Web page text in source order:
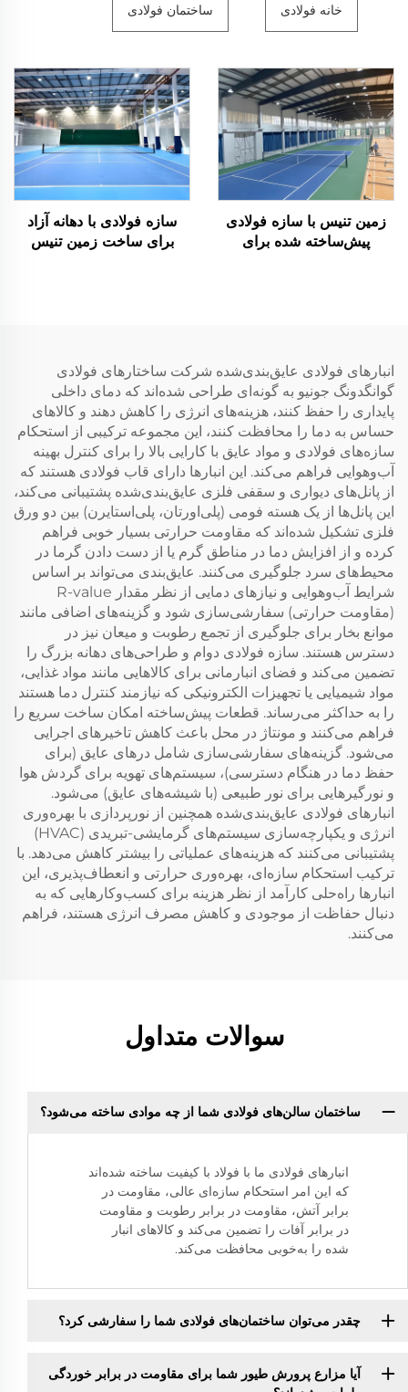
خانه فولادی ساختمان فولادی
زمین تنیس با سازه فولادی
پیش‌ساخته شده برای
سازه فولادی با دهانه آزاد
برای ساخت زمین تنیس
انبارهای فولادی عایق‌بندی‌شده شرکت ساختارهای فولادی
گوانگدونگ جونیو به گونه‌ای طراحی شده‌اند که دمای داخلی
پایداری را حفظ کنند، هزینه‌های انرژی را کاهش دهند و کالاهای
حساس به دما را محافظت کنند، این مجموعه ترکیبی از استحکام
سازه‌های فولادی و مواد عایق با کارایی بالا را برای کنترل بهینه
آب‌وهوایی فراهم می‌کند. این انبارها دارای قاب فولادی هستند که
از پانل‌های دیواری و سقفی فلزی عایق‌بندی‌شده پشتیبانی می‌کند،
این پانل‌ها از یک هسته فومی (پلی‌اورتان، پلی‌استایرن) بین دو ورق
فلزی تشکیل شده‌اند که مقاومت حرارتی بسیار خوبی فراهم
کرده و از افزایش دما در مناطق گرم یا از دست دادن گرما در
محیط‌های سرد جلوگیری می‌کنند. عایق‌بندی می‌تواند بر اساس
شرایط آب‌وهوایی و نیازهای دمایی از نظر مقدار R-value
(مقاومت حرارتی) سفارشی‌سازی شود و گزینه‌های اضافی مانند
موانع بخار برای جلوگیری از تجمع رطوبت و میعان نیز در
دسترس هستند. سازه فولادی دوام و طراحی‌های دهانه بزرگ را
تضمین می‌کند و فضای انبارمانی برای کالاهایی مانند مواد غذایی،
مواد شیمیایی یا تجهیزات الکترونیکی که نیازمند کنترل دما هستند
را به حداکثر می‌رساند. قطعات پیش‌ساخته امکان ساخت سریع را
فراهم می‌کنند و مونتاژ در محل باعث کاهش تاخیرهای اجرایی
می‌شود. گزینه‌های سفارشی‌سازی شامل درهای عایق (برای
حفظ دما در هنگام دسترسی)، سیستم‌های تهویه برای گردش هوا
و نورگیرهایی برای نور طبیعی (با شیشه‌های عایق) می‌شود.
انبارهای فولادی عایق‌بندی‌شده همچنین از نورپردازی با بهره‌وری
انرژی و یکپارچه‌سازی سیستم‌های گرمایشی-تبریدی (HVAC)
پشتیبانی می‌کنند که هزینه‌های عملیاتی را بیشتر کاهش می‌دهد. با
ترکیب استحکام سازه‌ای، بهره‌وری حرارتی و انعطاف‌پذیری، این
انبارها راه‌حلی کارآمد از نظر هزینه برای کسب‌وکارهایی که به
دنبال حفاظت از موجودی و کاهش مصرف انرژی هستند، فراهم
می‌کنند.
سوالات متداول
ساختمان سالن‌های فولادی شما از چه موادی ساخته می‌شود؟
انبارهای فولادی ما با فولاد با کیفیت ساخته شده‌اند
که این امر استحکام سازه‌ای عالی، مقاومت در
برابر آتش، مقاومت در برابر رطوبت و مقاومت
در برابر آفات را تضمین می‌کند و کالاهای انبار
شده را به‌خوبی محافظت می‌کند.
چقدر می‌توان ساختمان‌های فولادی شما را سفارشی کرد؟
آیا مزارع پرورش طیور شما برای مقاومت در برابر خوردگی